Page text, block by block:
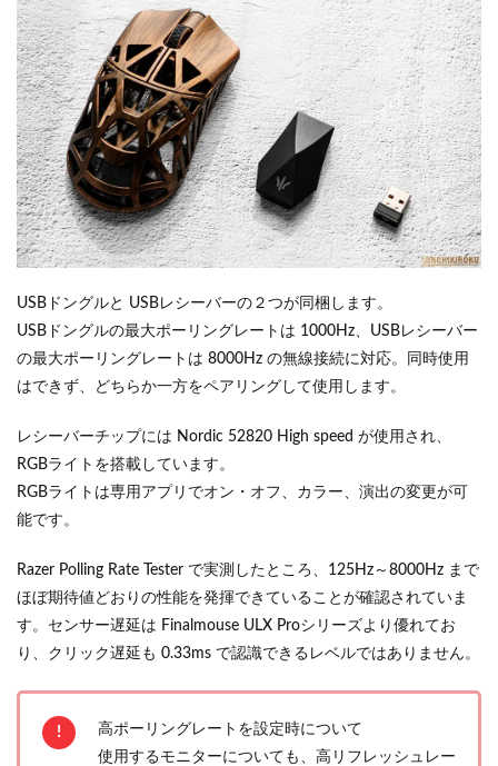
USBドングルと USBレシーバーの２つが同梱します。
USBドングルの最大ポーリングレートは 1000Hz、USBレシーバー
の最大ポーリングレートは 8000Hz の無線接続に対応。同時使用
はできず、どちらか一方をペアリングして使用します。
レシーバーチップには Nordic 52820 High speed が使用され、
RGBライトを搭載しています。
RGBライトは専用アプリでオン・オフ、カラー、演出の変更が可
能です。
Razer Polling Rate Tester で実測したところ、125Hz～8000Hz まで
ほぼ期待値どおりの性能を発揮できていることが確認されていま
す。センサー遅延は Finalmouse ULX Proシリーズより優れてお
り、クリック遅延も 0.33ms で認識できるレベルではありません。
高ポーリングレートを設定時について
使用するモニターについても、高リフレッシュレー